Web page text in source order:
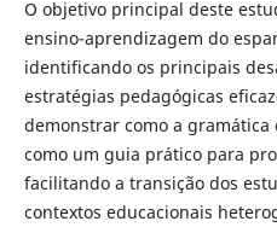
O objetivo principal deste
ensino-aprendizagem do
identificando os principais
estratégias pedagógicas
demonstrar como a
como um guia prático para
facilitando a transição dos
contextos educacionais